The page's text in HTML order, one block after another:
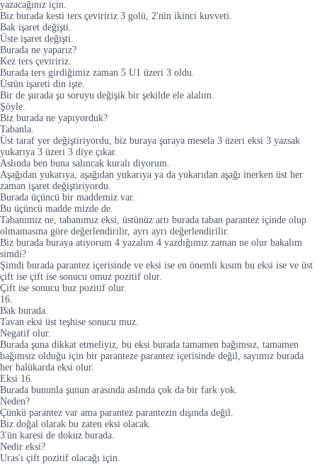
yazacağınız için.
Biz burada kesti ters çeviririz 3 golü, 2'nin ikinci kuvveti.
Bak işaret değişti.
Üste işaret değişti.
Burada ne yaparız?
Kez ters çeviririz.
Burada ters girdiğimiz zaman 5 U1 üzeri 3 oldu.
Üstün işareti din işte.
Bir de şurada şu soruyu değişik bir şekilde ele alalım.
Şöyle.
Biz burada ne yapıyorduk?
Tabanla.
Üst taraf yer değiştiriyordu, biz buraya şuraya mesela 3 üzeri eksi 3 yazsak
yukarıya 3 üzeri 3 diye çıkar.
Aslında ben buna salıncak kuralı diyorum.
Aşağıdan yukarıya, aşağıdan yukarıya ya da yukarıdan aşağı inerken üst her
zaman işaret değiştiriyordu.
Burada üçüncü bir maddemiz var.
Bu üçüncü madde mizde de.
Tabanımız ne, tabanımız eksi, üstünüz artı burada taban parantez içinde olup
olmamasına göre değerlendirilir, ayrı ayrı değerlendirilir.
Biz burada buraya atıyorum 4 yazalım 4 yazdığımız zaman ne olur bakalım
simdi?
Şimdi burada parantez içerisinde ve eksi ise en önemli kısım bu eksi ise ve üst
çift ise çift ise sonucu omuz pozitif olur.
Çift ise sonucu buz pozitif olur.
16.
Bak burada.
Tavan eksi üst teşhise sonucu muz.
Negatif olur.
Burada şuna dikkat etmeliyiz, bu eksi burada tamamen bağımsız, tamamen
bağımsız olduğu için bir paranteze parantez içerisinde değil, sayımız burada
her halükarda eksi olur.
Eksi 16.
Burada bununla şunun arasında aslında çok da bir fark yok.
Neden?
Çünkü parantez var ama parantez parantezin dışında değil.
Biz doğal olarak bu zaten eksi olacak.
3'ün karesi de dokuz burada.
Nedir eksi?
Uras'ı çift pozitif olacağı için.